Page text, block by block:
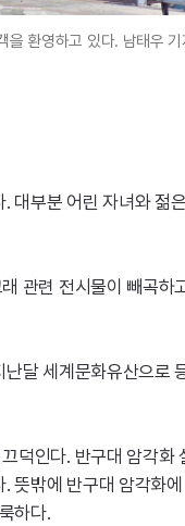
을 환영하고 있다. 남태우
부분 어린 자녀와 젊
관련 전시물이 빼곡하
달 세계문화유산으로
덕인다. 반구대 암각
밖에 반구대 암각화
하다.